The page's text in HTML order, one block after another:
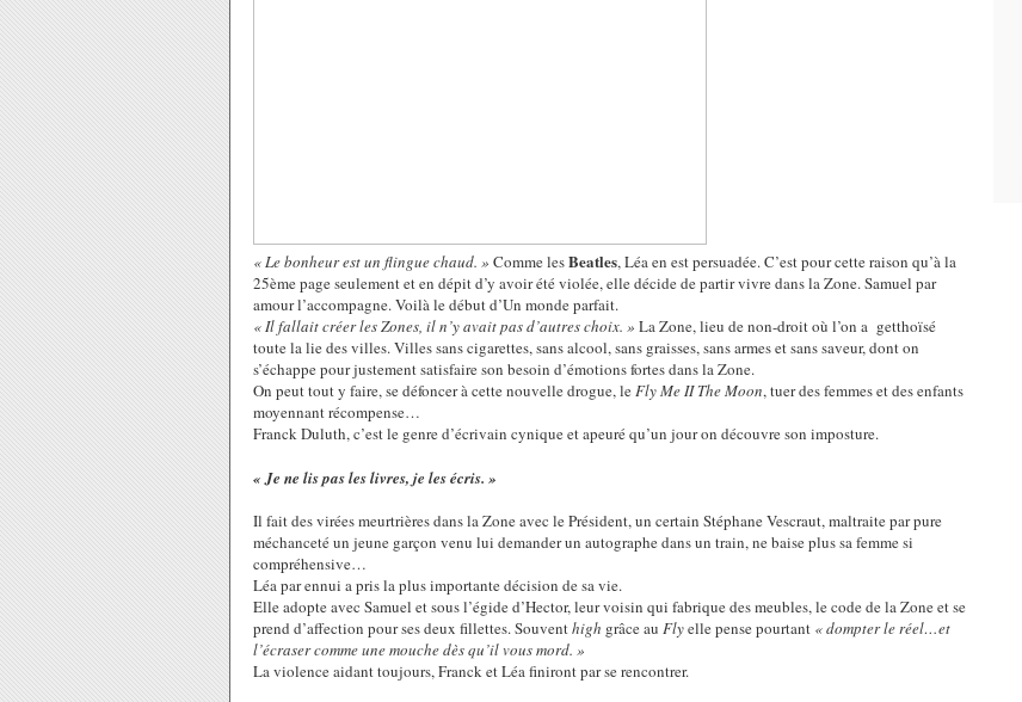
« Le bonheur est un flingue chaud. » Comme lesBeatles, Léa en est persuadée. C’est pour cette raison qu’à la
25ème page seulement et en dépit d’y avoir été violée, elle décide de partir vivre dans la Zone. Samuel par
amour l’accompagne. Voilà le début d’Un monde parfait.
« Il fallait créer les Zones, il n’y avait pas d’autres choix. » La Zone, lieu de non-droit où l’on a getthoïsé
toute la lie des villes. Villes sans cigarettes, sans alcool, sans graisses, sans armes et sans saveur, dont on
s’échappe pour justement satisfaire son besoin d’émotions fortes dans la Zone.
On peut tout y faire, se défoncer à cette nouvelle drogue, leFly Me II The Moon, tuer des femmes et des enfants
moyennant récompense…
Franck Duluth, c’est le genre d’écrivain cynique et apeuré qu’un jour on découvre son imposture.
« Je ne lis pas les livres, je les écris. »
Il fait des virées meurtrières dans la Zone avec le Président, un certain Stéphane Vescraut, maltraite par pure
méchanceté un jeune garçon venu lui demander un autographe dans un train, ne baise plus sa femme si
compréhensive…
Léa par ennui a pris la plus importante décision de sa vie.
Elle adopte avec Samuel et sous l’égide d’Hector, leur voisin qui fabrique des meubles, le code de la Zone et se
prend d’affection pour ses deux fillettes. Souventhigh grâce au Flyelle pense pourtant « dompter le réel…et
l’écraser comme une mouche dès qu’il vous mord. »
La violence aidant toujours, Franck et Léa finiront par se rencontrer.